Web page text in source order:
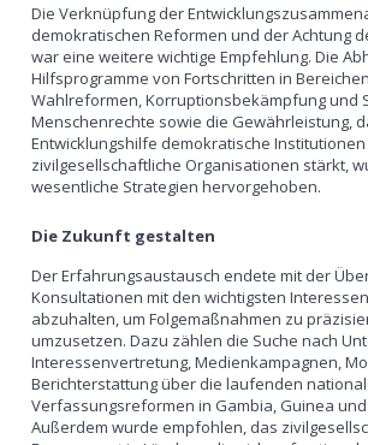
Die Verknüpfung der
demokratischen Reformen und der Achtung
war eine weitere wichtige Empfehlung. Die
Hilfsprogramme von Fortschritten in
Wahlreformen, Korruptionsbekämpfung und
Menschenrechte sowie die Gewährleistung,
Entwicklungshilfe demokratische
zivilgesellschaftliche Organisationen stärkt,
wesentliche Strategien hervorgehoben.
Die Zukunft gestalten
Der Erfahrungsaustausch endete mit der
Konsultationen mit den wichtigsten
abzuhalten, um Folgemaßnahmen zu
umzusetzen. Dazu zählen die Suche nach
Interessenvertretung, Medienkampagnen,
Berichterstattung über die laufenden
Verfassungsreformen in Gambia, Guinea
Außerdem wurde empfohlen, das